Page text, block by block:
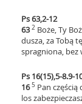
Ps 63,2-12
63 2 Boże, Ty
dusza, za Tobą
spragniona, bez
Ps 16(15),5-8.9-
16 5 Pan
los